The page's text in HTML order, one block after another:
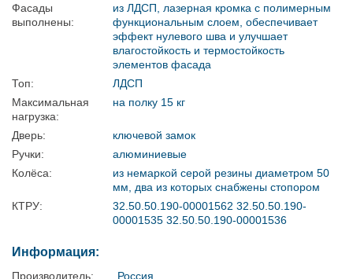
Фасады
выполнены:
из ЛДСП, лазерная кромка с полимерным
функциональным слоем, обеспечивает
эффект нулевого шва и улучшает
влагостойкость и термостойкость
элементов фасада
Топ:
ЛДСП
Максимальная
нагрузка:
на полку 15 кг
Дверь:
ключевой замок
Ручки:
алюминиевые
Колёса:
из немаркой серой резины диаметром 50
мм, два из которых снабжены стопором
КТРУ:
32.50.50.190-00001562 32.50.50.190-
00001535 32.50.50.190-00001536
Информация:
Производитель:
Россия